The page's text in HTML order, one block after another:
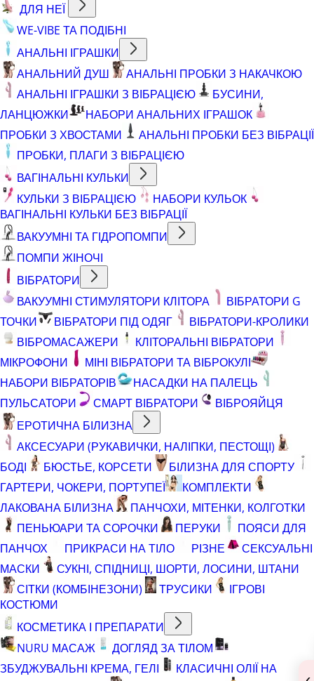
ДЛЯ НЕЇ
WE-VIBE ТА ПОДІБНІ
АНАЛЬНІ ІГРАШКИ
АНАЛЬНИЙ ДУШ
АНАЛЬНІ ПРОБКИ З НАКАЧКОЮ
АНАЛЬНІ ІГРАШКИ З ВІБРАЦІЄЮ
БУСИНИ,
ЛАНЦЮЖКИ
НАБОРИ АНАЛЬНИХ ІГРАШОК
ПРОБКИ З ХВОСТАМИ
АНАЛЬНІ ПРОБКИ БЕЗ ВІБРАЦІЇ
ПРОБКИ, ПЛАГИ З ВІБРАЦІЄЮ
ВАГІНАЛЬНІ КУЛЬКИ
КУЛЬКИ З ВІБРАЦІЄЮ
НАБОРИ КУЛЬОК
ВАГІНАЛЬНІ КУЛЬКИ БЕЗ ВІБРАЦІЇ
ВАКУУМНІ ТА ГІДРОПОМПИ
ПОМПИ ЖІНОЧІ
ВІБРАТОРИ
ВАКУУМНІ СТИМУЛЯТОРИ КЛІТОРА
ВІБРАТОРИ G
ТОЧКИ
ВІБРАТОРИ ПІД ОДЯГ
ВІБРАТОРИ-КРОЛИКИ
ВІБРОМАСАЖЕРИ
КЛІТОРАЛЬНІ ВІБРАТОРИ
МІКРОФОНИ
МІНІ ВІБРАТОРИ ТА ВІБРОКУЛІ
НАБОРИ ВІБРАТОРІВ
НАСАДКИ НА ПАЛЕЦЬ
ПУЛЬСАТОРИ
СМАРТ ВІБРАТОРИ
ВІБРОЯЙЦЯ
ЕРОТИЧНА БІЛИЗНА
АКСЕСУАРИ (РУКАВИЧКИ, НАЛІПКИ, ПЕСТОЩІ)
БОДІ
БЮСТЬЕ, КОРСЕТИ
БІЛИЗНА ДЛЯ СПОРТУ
ГАРТЕРИ, ЧОКЕРИ, ПОРТУПЕЇ
КОМПЛЕКТИ
ЛАКОВАНА БІЛИЗНА
ПАНЧОХИ, МІТЕНКИ, КОЛГОТКИ
ПЕНЬЮАРИ ТА СОРОЧКИ
ПЕРУКИ
ПОЯСИ ДЛЯ
ПАНЧОХ
ПРИКРАСИ НА ТІЛО РІЗНЕ
СЕКСУАЛЬНІ
МАСКИ
СУКНІ, СПІДНИЦІ, ШОРТИ, ЛОСИНИ, ШТАНИ
СІТКИ (КОМБІНЕЗОНИ)
ТРУСИКИ
ІГРОВІ
КОСТЮМИ
КОСМЕТИКА І ПРЕПАРАТИ
NURU МАСАЖ
ДОГЛЯД ЗА ТІЛОМ
ЗБУДЖУВАЛЬНІ КРЕМА, ГЕЛІ
КЛАСИЧНІ ОЛІЇ НА